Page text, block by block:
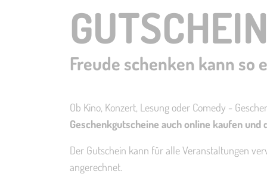
Freude schenken kann so
Ob Kino, Konzert, Lesung oder Comedy -
Geschenkgutscheine auch online kaufen
Der Gutschein kann für alle Veranstaltungen
angerechnet.